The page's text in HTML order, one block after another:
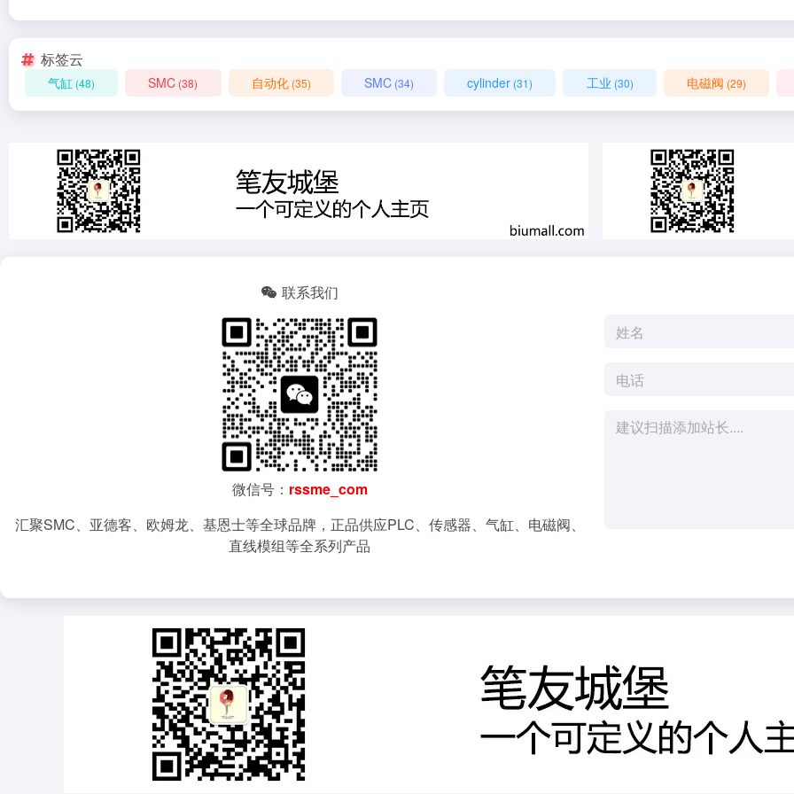
标签云
气缸 (48) SMC (38) 自动化(35) SMC (34) cylinder (31) 工业 (30) 电磁阀 (29)
联系我们
微信号： rssme_com
汇聚SMC、亚德客、欧姆龙、基恩士等全球品牌，正品供应PLC、传感器、气缸、电磁阀、
直线模组等全系列产品